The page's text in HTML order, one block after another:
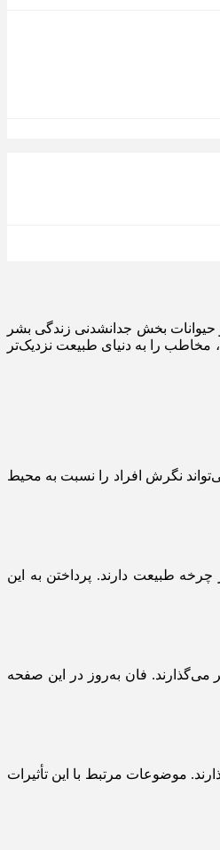
بخش جدانشدنی زندگی بشر
را به دنیای طبیعت نزدیک‌تر
نگرش افراد را نسبت به محیط
طبیعت دارند. پرداختن به این
می‌گذارند. فان به‌روز در این صفحه
موضوعات مرتبط با این تأثیرات